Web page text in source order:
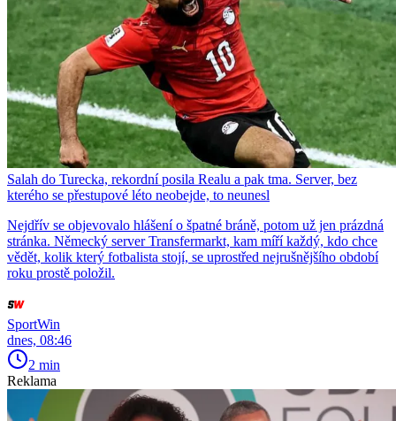
Salah do Turecka, rekordní posila Realu a pak tma. Server, bez
kterého se přestupové léto neobejde, to neunesl
Nejdřív se objevovalo hlášení o špatné bráně, potom už jen prázdná
stránka. Německý server Transfermarkt, kam míří každý, kdo chce
vědět, kolik který fotbalista stojí, se uprostřed nejrušnějšího období
roku prostě položil.
SportWin
dnes, 08:46
2 min
Reklama